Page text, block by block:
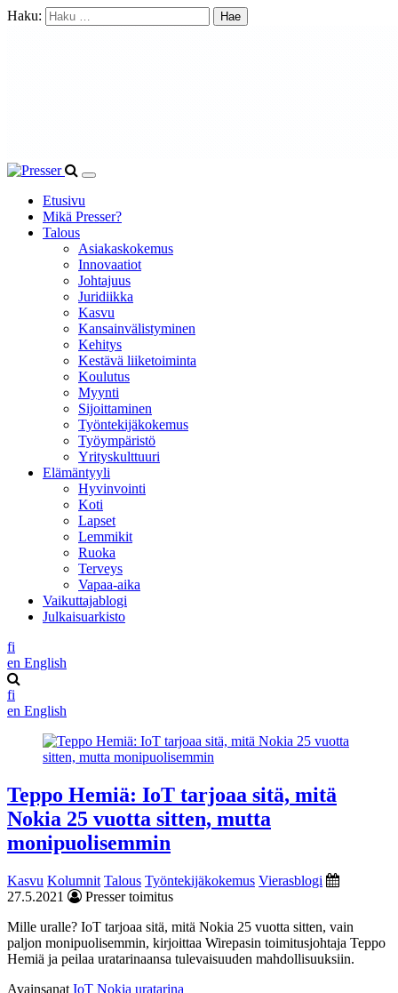
Haku:
Etusivu
Mikä Presser?
Talous
Asiakaskokemus
Innovaatiot
Johtajuus
Juridiikka
Kasvu
Kansainvälistyminen
Kehitys
Kestävä liiketoiminta
Koulutus
Myynti
Sijoittaminen
Työntekijäkokemus
Työympäristö
Yrityskulttuuri
Elämäntyyli
Hyvinvointi
Koti
Lapset
Lemmikit
Ruoka
Terveys
Vapaa-aika
Vaikuttajablogi
Julkaisuarkisto
fi
en English
fi
en English
Teppo Hemiä: IoT tarjoaa sitä, mitä
Nokia 25 vuotta sitten, mutta
monipuolisemmin
Kasvu Kolumnit Talous Työntekijäkokemus Vierasblogi
27.5.2021
Presser toimitus
Mille uralle? IoT tarjoaa sitä, mitä Nokia 25 vuotta sitten, vain
paljon monipuolisemmin, kirjoittaa Wirepasin toimitusjohtaja Teppo
Hemiä ja peilaa uratarinaansa tulevaisuuden mahdollisuuksiin.
Avainsanat IoT Nokia uratarina